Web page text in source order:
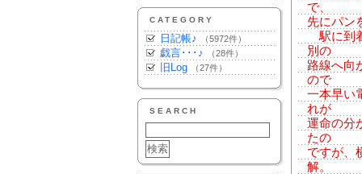
CATEGORY
日記帳♪ （5972件）
戯言･･･♪ （28件）
旧Log （27件）
SEARCH
で、
先にパン
駅に到
別の
路線へ向
ので
一本早い
れが
運命の分
たの
ですが、
解。